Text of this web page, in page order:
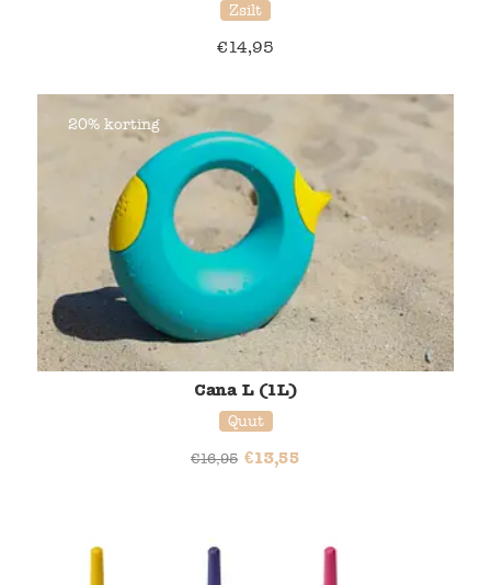
Zsilt
€14,95
20% korting
Cana L (1L)
Quut
€16,95 €13,55